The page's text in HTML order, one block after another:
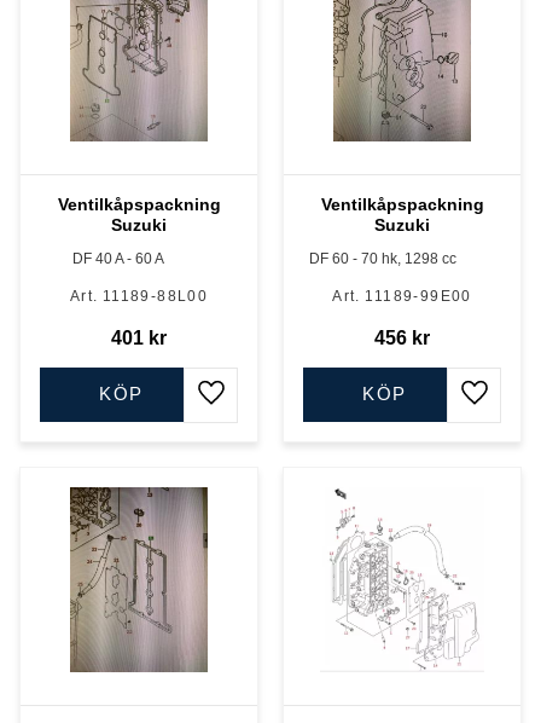
Ventilkåpspackning
Suzuki
DF 40 A - 60 A
11189-88L00
401 kr
Lägg till i favoriter
KÖP
Ventilkåpspackning
Suzuki
DF 60 - 70 hk, 1298 cc
11189-99E00
456 kr
Lägg
KÖP